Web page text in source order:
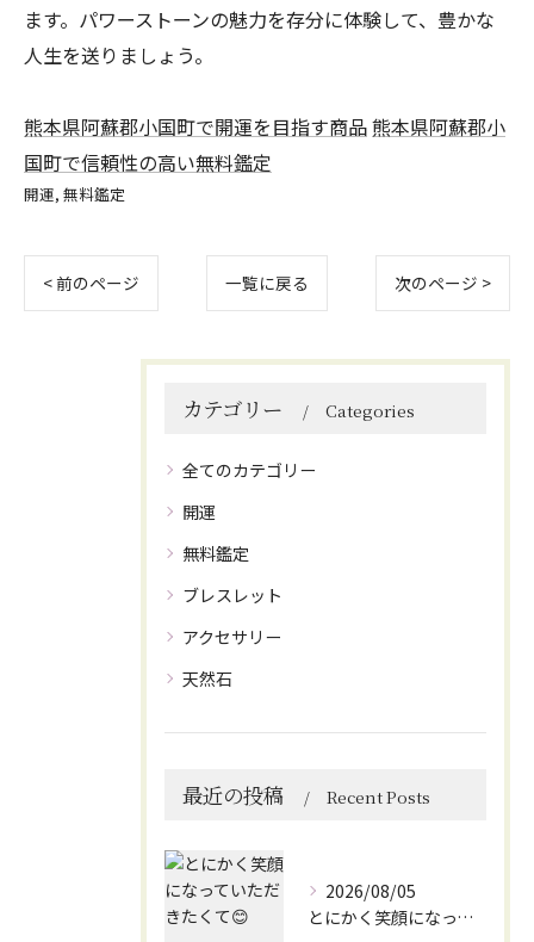
ます。パワーストーンの魅力を存分に体験して、豊かな
人生を送りましょう。
熊本県阿蘇郡小国町で開運を目指す商品熊本県阿蘇郡小
国町で信頼性の高い無料鑑定
開運 無料鑑定
< 前のページ 一覧に戻る 次のページ >
カテゴリー Categories
全てのカテゴリー
開運
無料鑑定
ブレスレット
アクセサリー
天然石
最近の投稿 Recent Posts
2026/08/05
とにかく笑顔になっていただきたくて😊